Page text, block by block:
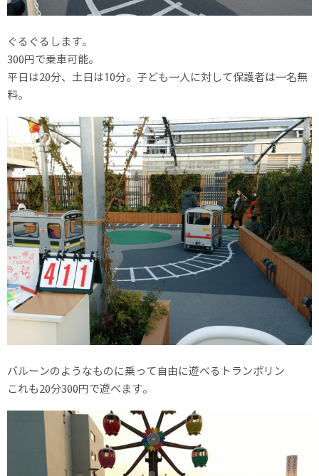
ぐるぐるします。
300円で乗車可能。
平日は20分、土日は10分。子ども一人に対して保護者は一名無
料。
バルーンのようなものに乗って自由に遊べるトランポリン
これも20分300円で遊べます。